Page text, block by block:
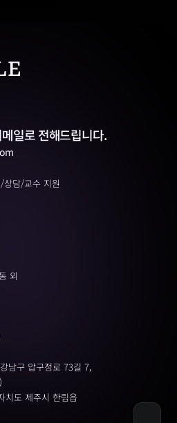
일로 전해드립니다.
담/교수 지원
외
남구 압구정로 73길 7,
치도 제주시 한림읍